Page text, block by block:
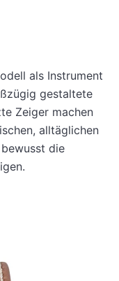
als Instrument
gestaltete
Zeiger machen
alltäglichen
die